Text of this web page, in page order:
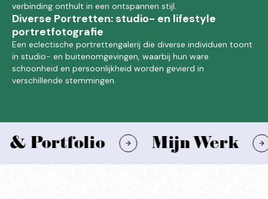
verbinding onthult in een ontspannen stijl.
Diverse Portretten: studio- en lifestyle
portretfotografie
Een eclectische portrettengalerij die diverse individuen toont
in studio- en buitenomgevingen, waarbij hun ware
schoonheid en persoonlijkheid worden gevierd in
verschillende stemmingen.
Mijn Werk